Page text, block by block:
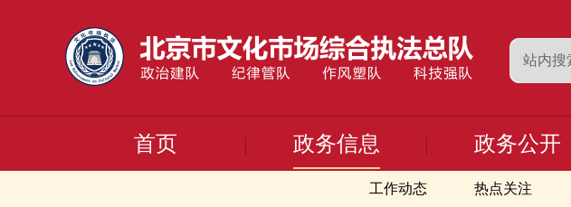
首页 政务信息
工作动态 热点关注
政务公开